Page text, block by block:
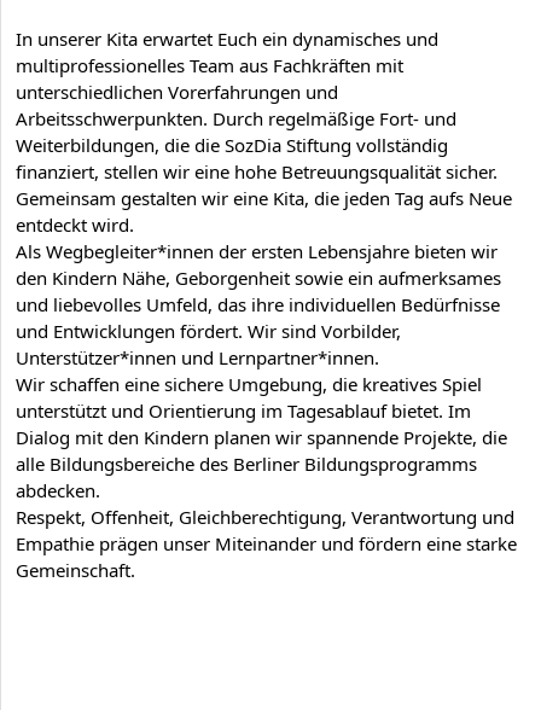
In unserer Kita erwartet Euch ein dynamisches und
multiprofessionelles Team aus Fachkräften mit
unterschiedlichen Vorerfahrungen und
Arbeitsschwerpunkten. Durch regelmäßige Fort- und
Weiterbildungen, die die SozDia Stiftung vollständig
finanziert, stellen wir eine hohe Betreuungsqualität sicher.
Gemeinsam gestalten wir eine Kita, die jeden Tag aufs Neue
entdeckt wird.
Als Wegbegleiter*innen der ersten Lebensjahre bieten wir
den Kindern Nähe, Geborgenheit sowie ein aufmerksames
und liebevolles Umfeld, das ihre individuellen Bedürfnisse
und Entwicklungen fördert. Wir sind Vorbilder,
Unterstützer*innen und Lernpartner*innen.
Wir schaffen eine sichere Umgebung, die kreatives Spiel
unterstützt und Orientierung im Tagesablauf bietet. Im
Dialog mit den Kindern planen wir spannende Projekte, die
alle Bildungsbereiche des Berliner Bildungsprogramms
abdecken.
Respekt, Offenheit, Gleichberechtigung, Verantwortung und
Empathie prägen unser Miteinander und fördern eine starke
Gemeinschaft.